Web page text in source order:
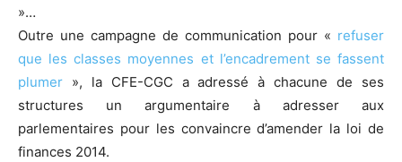
»…
Outre une campagne de communication pour « refuser
que les classes moyennes et l’encadrement se fassent
plumer », la CFE-CGC a adressé à chacune de ses
structures un argumentaire à adresser aux
parlementaires pour les convaincre d’amender la loi de
finances 2014.